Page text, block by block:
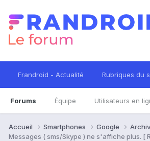
Frandroid - Actualité Rubriques du
Forums Équipe Utilisateurs en
Accueil Smartphones Google
Messages ( sms/Skype ) ne s'affiche plus. [